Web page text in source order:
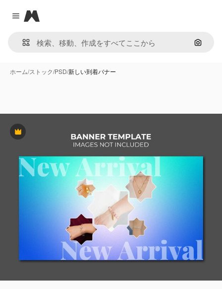
Close menu
Magnific
画像で
ホーム/ストック/PSD/新しい到着バナー
Premium